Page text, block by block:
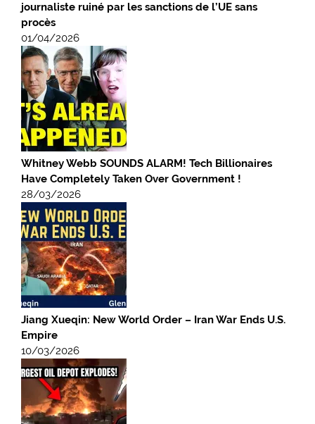
journaliste ruiné par les sanctions de l’UE sans
procès
01/04/2026
Whitney Webb SOUNDS ALARM! Tech Billionaires
Have Completely Taken Over Government !
28/03/2026
Jiang Xueqin: New World Order – Iran War Ends U.S.
Empire
10/03/2026